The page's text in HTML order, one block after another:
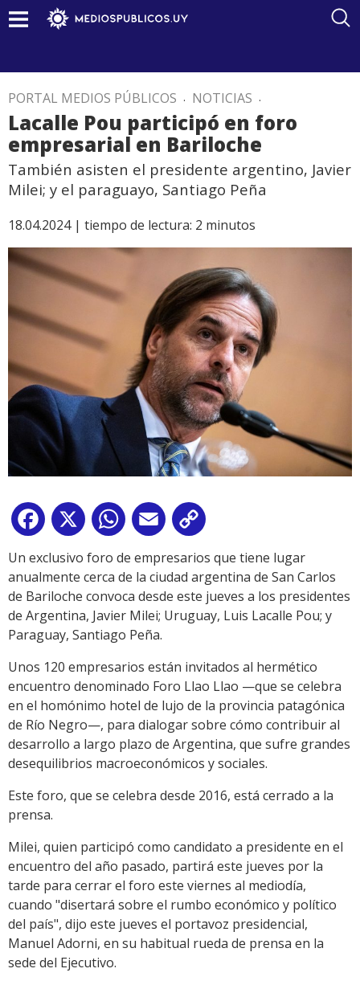
PORTAL MEDIOS PÚBLICOS . NOTICIAS .
Lacalle Pou participó en foro
empresarial en Bariloche
También asisten el presidente argentino, Javier
Milei; y el paraguayo, Santiago Peña
18.04.2024 | tiempo de lectura: 2 minutos
Facebook
X WhatsApp
Email
Link
Un exclusivo foro de empresarios que tiene lugar
anualmente cerca de la ciudad argentina de San Carlos
de Bariloche convoca desde este jueves a los presidentes
de Argentina, Javier Milei; Uruguay, Luis Lacalle Pou; y
Paraguay, Santiago Peña.
Unos 120 empresarios están invitados al hermético
encuentro denominado Foro Llao Llao —que se celebra
en el homónimo hotel de lujo de la provincia patagónica
de Río Negro—, para dialogar sobre cómo contribuir al
desarrollo a largo plazo de Argentina, que sufre grandes
desequilibrios macroeconómicos y sociales.
Este foro, que se celebra desde 2016, está cerrado a la
prensa.
Milei, quien participó como candidato a presidente en el
encuentro del año pasado, partirá este jueves por la
tarde para cerrar el foro este viernes al mediodía,
cuando "disertará sobre el rumbo económico y político
del país", dijo este jueves el portavoz presidencial,
Manuel Adorni, en su habitual rueda de prensa en la
sede del Ejecutivo.